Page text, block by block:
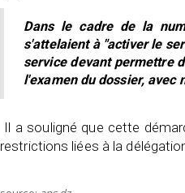
Dans le cadre de la
s'attelaient à "activer le
service devant permettre
l'examen du dossier, avec
Il a souligné que cette
restrictions liées à la